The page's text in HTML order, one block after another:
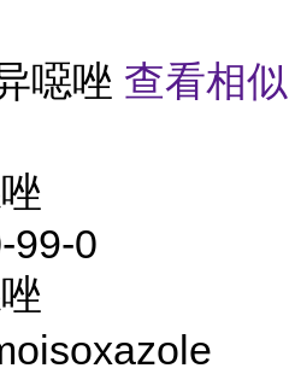
噁唑 查看相似
99-0